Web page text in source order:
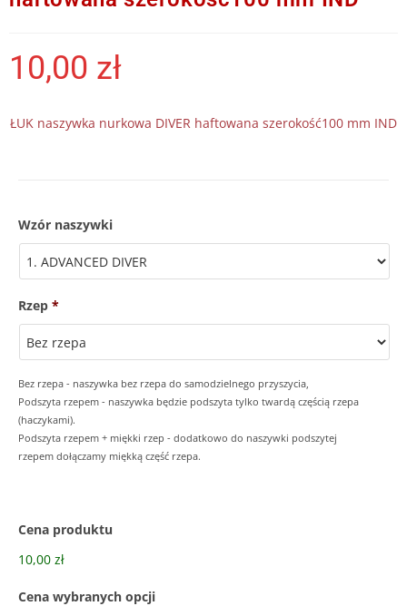
10,00 zł
ŁUK naszywka nurkowa DIVER haftowana szerokość100 mm IND
Wzór naszywki
Rzep *
Bez rzepa - naszywka bez rzepa do samodzielnego przyszycia,
Podszyta rzepem - naszywka będzie podszyta tylko twardą częścią rzepa
(haczykami).
Podszyta rzepem + miękki rzep - dodatkowo do naszywki podszytej
rzepem dołączamy miękką część rzepa.
Cena produktu
10,00 zł
Cena wybranych opcji